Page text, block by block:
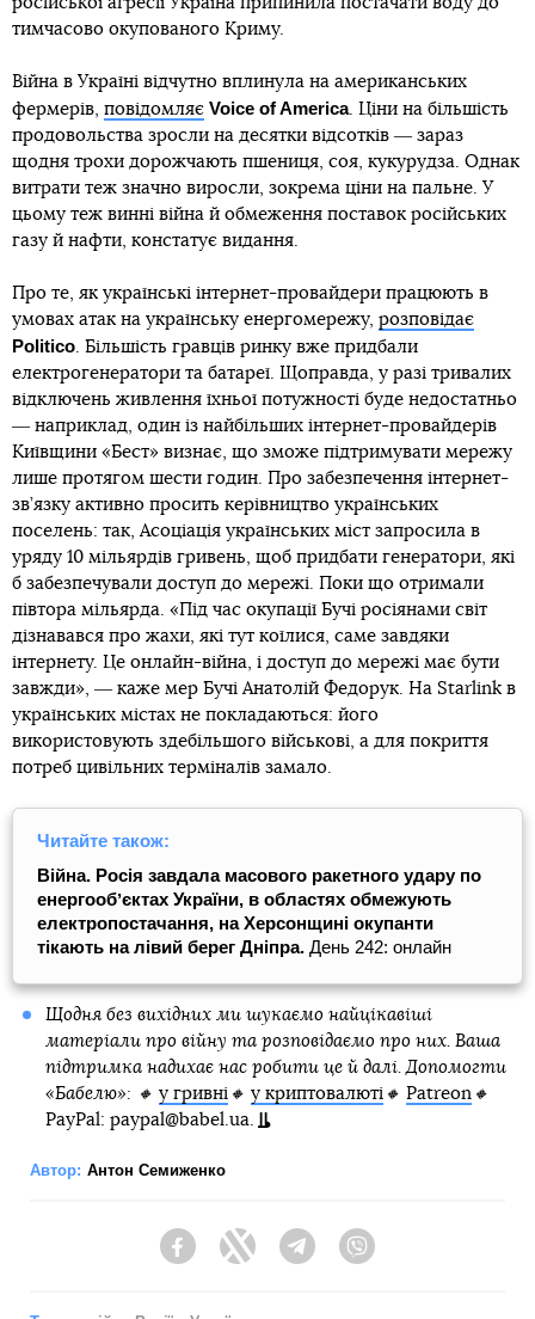
тимчасово окупованого Криму.
Війна в Україні відчутно вплинула на американських
фермерів, повідомляє Voice of America. Ціни на більшість
продовольства зросли на десятки відсотків ― зараз
щодня трохи дорожчають пшениця, соя, кукурудза. Однак
витрати теж значно виросли, зокрема ціни на пальне. У
цьому теж винні війна й обмеження поставок російських
газу й нафти, констатує видання.
Про те, як українські інтернет-провайдери працюють в
умовах атак на українську енергомережу, розповідає
Politico. Більшість гравців ринку вже придбали
електрогенератори та батареї. Щоправда, у разі тривалих
відключень живлення їхньої потужності буде недостатньо
― наприклад, один із найбільших інтернет-провайдерів
Київщини «Бест» визнає, що зможе підтримувати мережу
лише протягом шести годин. Про забезпечення інтернет-
зв’язку активно просить керівництво українських
поселень: так, Асоціація українських міст запросила в
уряду 10 мільярдів гривень, щоб придбати генератори, які
б забезпечували доступ до мережі. Поки що отримали
півтора мільярда. «Під час окупації Бучі росіянами світ
дізнавався про жахи, які тут коїлися, саме завдяки
інтернету. Це онлайн-війна, і доступ до мережі має бути
завжди», ― каже мер Бучі Анатолій Федорук. На Starlink в
українських містах не покладаються: його
використовують здебільшого військові, а для покриття
потреб цивільних терміналів замало.
Читайте також:
Війна. Росія завдала масового ракетного удару по
енергообʼєктах України, в областях обмежують
електропостачання, на Херсонщині окупанти
тікають на лівий берег Дніпра. День 242: онлайн
Щодня без вихідних ми шукаємо найцікавіші
матеріали про війну та розповідаємо про них. Ваша
підтримка надихає нас робити це й далі. Допомогти
«Бабелю»: 🔸 у гривні🔸 у криптовалюті🔸 Patreon🔸
PayPal: paypal@babel.ua.
Автор: Антон Семиженко
FacebookTwitter Telegram